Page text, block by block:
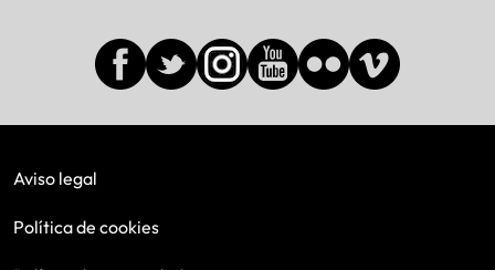
Aviso legal
Política de cookies